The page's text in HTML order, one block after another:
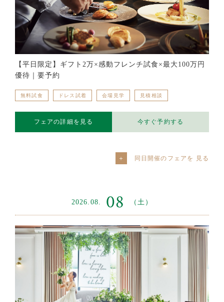
【平日限定】ギフト2万×感動フレンチ試食×最大100万円
優待｜要予約
無料試食 ドレス試着 会場見学 見積相談
フェアの詳細を見る 今すぐ予約する
同日開催のフェアを
2026.08. 08 （土）